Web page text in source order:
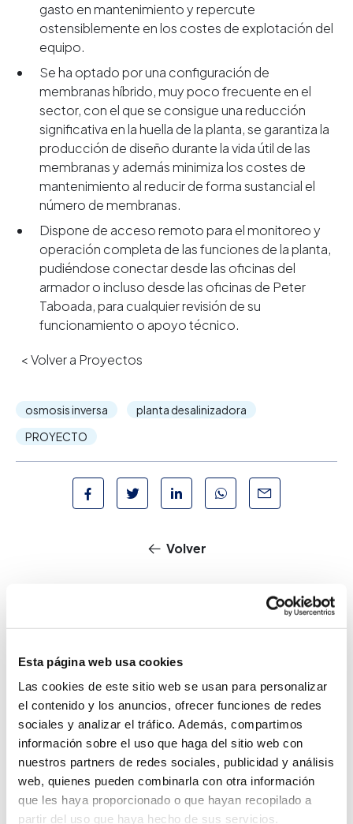
Esta página web usa cookies
Las cookies de este sitio web se usan para personalizar
el contenido y los anuncios, ofrecer funciones de redes
sociales y analizar el tráfico. Además, compartimos
información sobre el uso que haga del sitio web con
nuestros partners de redes sociales, publicidad y análisis
web, quienes pueden combinarla con otra información
que les haya proporcionado o que hayan recopilado a
partir del uso que haya hecho de sus servicios.
gasto en mantenimiento y repercute
ostensiblemente en los costes de explotación del
equipo.
Se ha optado por una configuración de
membranas híbrido, muy poco frecuente en el
sector, con el que se consigue una reducción
significativa en la huella de la planta, se garantiza la
producción de diseño durante la vida útil de las
membranas y además minimiza los costes de
mantenimiento al reducir de forma sustancial el
número de membranas.
Dispone de acceso remoto para el monitoreo y
operación completa de las funciones de la planta,
pudiéndose conectar desde las oficinas del
armador o incluso desde las oficinas de Peter
Taboada, para cualquier revisión de su
funcionamiento o apoyo técnico.
< Volver a Proyectos
osmosis inversa
planta desalinizadora
PROYECTO
Volver
Noticias relacionadas
NAVALIA 2026
19 May 2026
IFAT 2026
29 Apr 2026